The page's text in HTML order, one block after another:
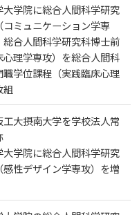
大学院に総合人間科学研究
ミュニケーション学専
合人間科学研究科博士前
理学専攻）を総合人間科
職学位課程（実践臨床心理
組
工大摂南大学を学校法人常
大学院に総合人間科学研究
性デザイン学専攻）を増